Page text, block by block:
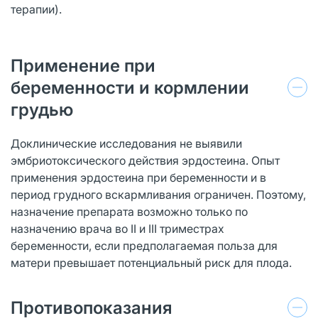
терапии).
Применение при
беременности и кормлении
грудью
Доклинические исследования не выявили
эмбриотоксического действия эрдостеина. Опыт
применения эрдостеина при беременности и в
период грудного вскармливания ограничен. Поэтому,
назначение препарата возможно только по
назначению врача во II и III триместрах
беременности, если предполагаемая польза для
матери превышает потенциальный риск для плода.
Противопоказания